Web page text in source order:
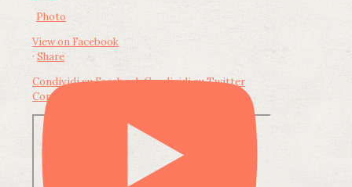
Photo
View on Facebook
· Share
Condividi su FacebookCondividi su Twitter
Condividi su LinkedIn